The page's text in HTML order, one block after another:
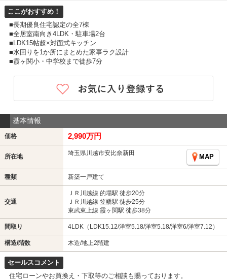
ここがおすすめ！
■長期優良住宅認定の全7棟
■全居室南向き4LDK・駐車場2台
■LDK15帖超×対面式キッチン
■水回りを1か所にまとめた家事ラク設計
■霞ヶ関小・中学校まで徒歩7分
基本情報
価格 2,990万円
所在地 埼玉県川越市安比奈新田
MAP
種類 新築一戸建て
交通
ＪＲ川越線 的場駅 徒歩20分
ＪＲ川越線 笠幡駅 徒歩25分
東武東上線 霞ヶ関駅 徒歩38分
間取り 4LDK（LDK15.12/洋室5.18/洋室5.18/洋室6/洋室7.12）
構造/階数 木造/地上2階建
セールスコメント
住宅ローンやお買換え・下取等のご相談も賜っております。